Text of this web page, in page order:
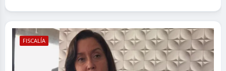
FISCALÍA